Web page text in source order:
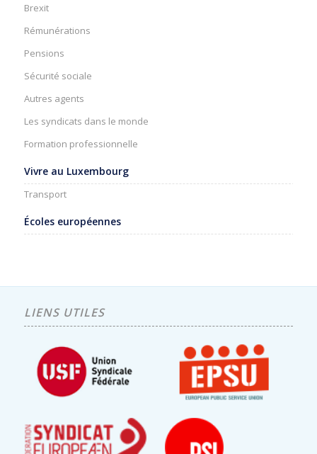
Brexit
Rémunérations
Pensions
Sécurité sociale
Autres agents
Les syndicats dans le monde
Formation professionnelle
Vivre au Luxembourg
Transport
Écoles européennes
LIENS UTILES